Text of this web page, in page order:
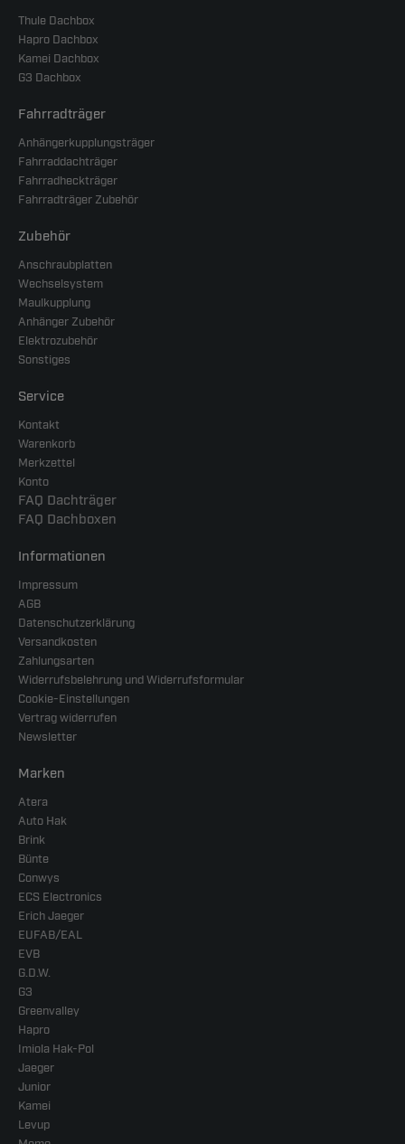
Thule Dachbox
Hapro Dachbox
Kamei Dachbox
G3 Dachbox
Fahrradträger
Anhängerkupplungsträger
Fahrraddachträger
Fahrradheckträger
Fahrradträger Zubehör
Zubehör
Anschraubplatten
Wechselsystem
Maulkupplung
Anhänger Zubehör
Elektrozubehör
Sonstiges
Service
Kontakt
Warenkorb
Merkzettel
Konto
FAQ Dachträger
FAQ Dachboxen
Informationen
Impressum
AGB
Datenschutzerklärung
Versandkosten
Zahlungsarten
Widerrufsbelehrung und Widerrufsformular
Cookie-Einstellungen
Vertrag widerrufen
Newsletter
Marken
Atera
Auto Hak
Brink
Bünte
Conwys
ECS Electronics
Erich Jaeger
EUFAB/EAL
EVB
G.D.W.
G3
Greenvalley
Hapro
Imiola Hak-Pol
Jaeger
Junior
Kamei
Levup